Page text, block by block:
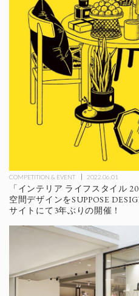
COMPETITION & EVENT 2022.06.01
「インテリア ライフスタイル
空間デザインをSUPPOSE
サイトにて3年ぶりの開催！